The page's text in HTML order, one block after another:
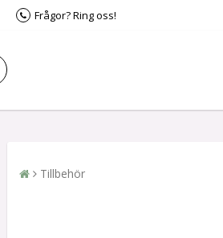
Frågor? Ring oss!
Tillbehör